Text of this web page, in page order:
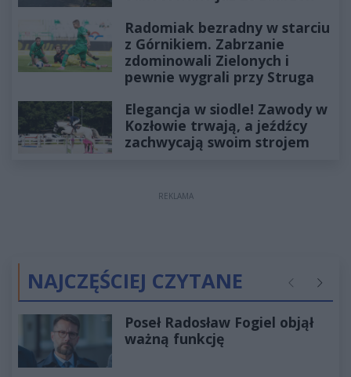
Radomiak bezradny w starciu
z Górnikiem. Zabrzanie
zdominowali Zielonych i
pewnie wygrali przy Struga
Elegancja w siodle! Zawody w
Kozłowie trwają, a jeźdźcy
zachwycają swoim strojem
REKLAMA
NAJCZĘŚCIEJ CZYTANE Poprzednie
Poseł Radosław Fogiel objął
ważną funkcję